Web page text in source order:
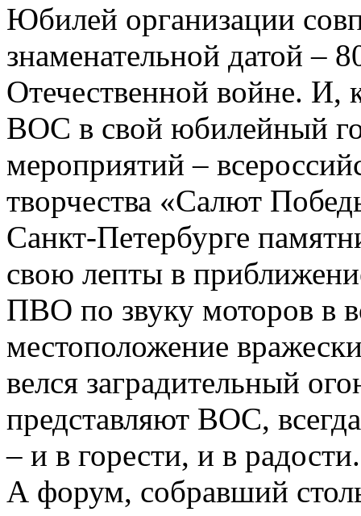
Юбилей организации
знаменательной датой –
Отечественной войне. И,
ВОС в свой юбилейный
мероприятий –
творчества «Салют
Санкт-Петербурге
свою лепты в
ПВО по звуку моторов в
местоположение
велся заградительный
представляют ВОС,
– и в горести, и в радости.
А форум, собравший